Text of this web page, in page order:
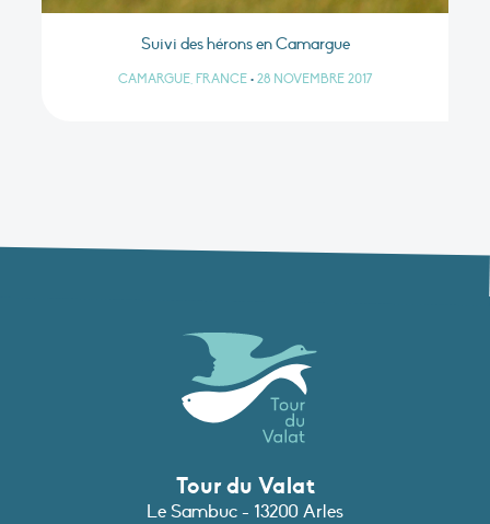
Suivi des hérons en Camargue
CAMARGUE, FRANCE • 28 NOVEMBRE 2017
Tour du Valat
Le Sambuc - 13200 Arles